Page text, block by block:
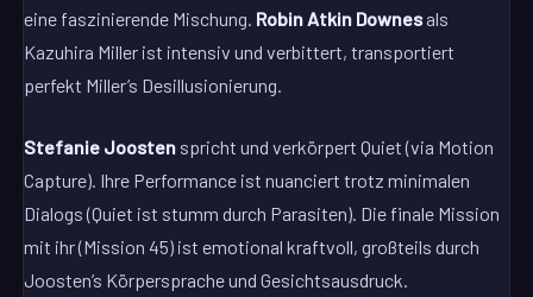
eine faszinierende Mischung. Robin Atkin Downesals
Kazuhira Miller ist intensiv und verbittert, transportiert
perfekt Miller’s Desillusionierung.
Stefanie Joosten spricht und verkörpert Quiet (via Motion
Capture). Ihre Performance ist nuanciert trotz minimalen
Dialogs (Quiet ist stumm durch Parasiten). Die finale Mission
mit ihr (Mission 45) ist emotional kraftvoll, großteils durch
Joosten’s Körpersprache und Gesichtsausdruck.